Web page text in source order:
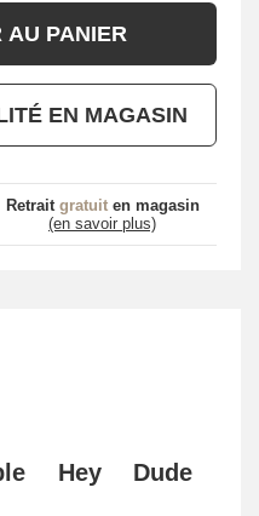
AU PANIER
EN MAGASIN
Retrait gratuiten magasin
(en savoir plus)
Hey Dude